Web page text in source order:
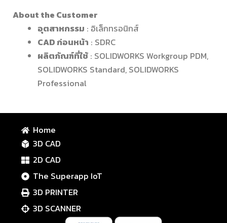
About the Customer
อุตสาหกรรม : อิเล็กทรอนิกส์
CAD ก่อนหน้า : SDRC
ผลิตภัณฑ์ที่ใช้ : SOLIDWORKS Workgroup PDM,
SOLIDWORKS Standard, SOLIDWORKS
Professional
Home
3D CAD
2D CAD
The Superapp IoT
3D PRINTER
3D SCANNER